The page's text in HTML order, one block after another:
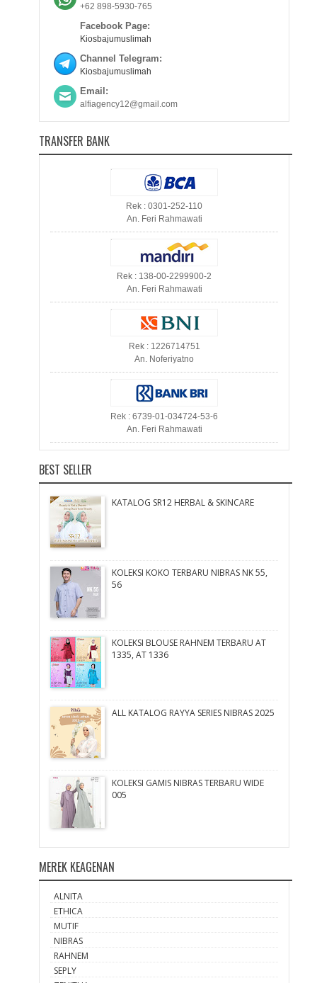
+62 898-5930-765
Facebook Page:
Kiosbajumuslimah
Channel Telegram:
Kiosbajumuslimah
Email:
alfiagency12@gmail.com
TRANSFER BANK
Rek : 0301-252-110
An. Feri Rahmawati
Rek : 138-00-2299900-2
An. Feri Rahmawati
Rek : 1226714751
An. Noferiyatno
Rek : 6739-01-034724-53-6
An. Feri Rahmawati
BEST SELLER
KATALOG SR12 HERBAL & SKINCARE
KOLEKSI KOKO TERBARU NIBRAS NK 55,
56
KOLEKSI BLOUSE RAHNEM TERBARU AT
1335, AT 1336
ALL KATALOG RAYYA SERIES NIBRAS 2025
KOLEKSI GAMIS NIBRAS TERBARU WIDE
005
MEREK KEAGENAN
ALNITA
ETHICA
MUTIF
NIBRAS
RAHNEM
SEPLY